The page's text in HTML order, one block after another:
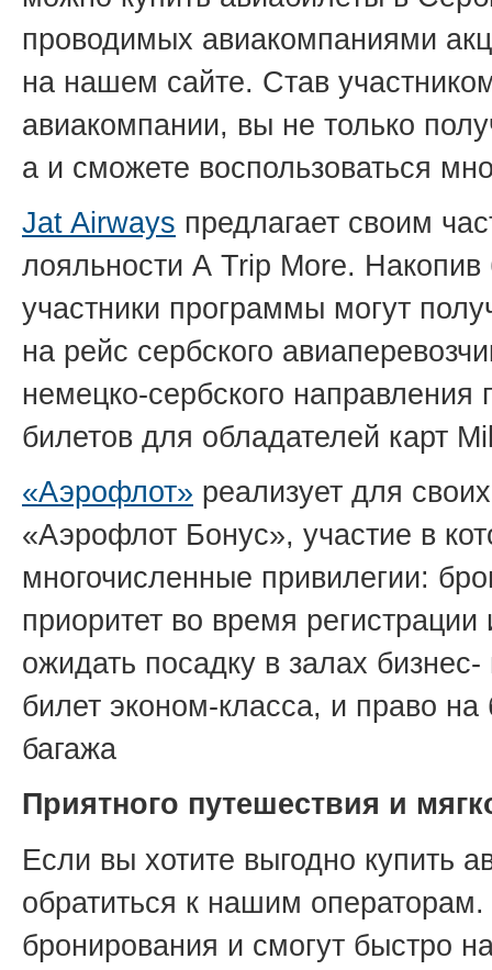
проводимых авиакомпаниями
на нашем сайте. Став
авиакомпании, вы не только
а и сможете воспользоваться
Jat Airways предлагает своим
лояльности A Trip More.
участники программы могут
на рейс сербского
немецко-сербского
билетов для обладателей карт
«Аэрофлот» реализует для
«Аэрофлот Бонус», участие в
многочисленные привилегии:
приоритет во время
ожидать посадку в залах
билет эконом-класса, и право
багажа
Приятного путешествия и
Если вы хотите выгодно купить
обратиться к нашим
бронирования и смогут быстро